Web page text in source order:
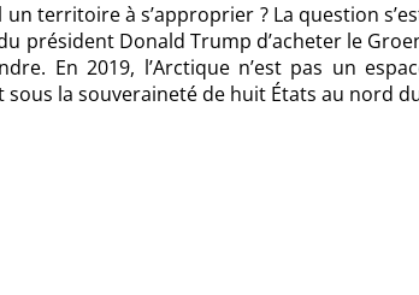
un territoire à s’approprier ? La question
président Donald Trump d’acheter le
En 2019, l’Arctique n’est pas un
la souveraineté de huit États au nord